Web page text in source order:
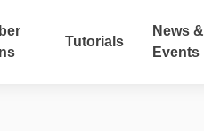
Tutorials
News &
Events